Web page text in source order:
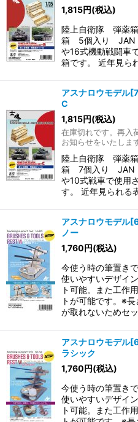
1,815円(税込)
陸上自衛隊 弾薬
箱 5個入り JAN
や16式機動戦闘車
箱です。 近年見ら
アスナロウモデル
C
1,815円(税込)
在庫切れです。再入
お知らせをいたしま
陸上自衛隊 弾薬
箱 7個入り JAN
や10式戦車で使用
す。 近年見られる
アスナロウモデル
ノー
1,760円(税込)
今使う時の筆置き
使いやすいデザイ
ト可能。また工作
トが可能です。※
が取れないためセ
アスナロウモデル
ラシック
1,760円(税込)
今使う時の筆置き
使いやすいデザイ
ト可能。また工作